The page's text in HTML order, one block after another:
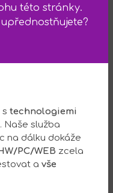
této stránky.
s technologiemi
Naše služba
na dálku dokáže
PC/WEB zcela
a vše